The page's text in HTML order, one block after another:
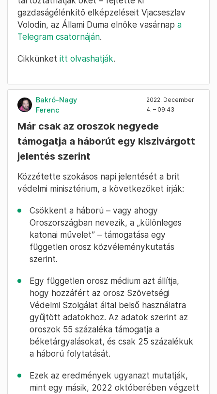
gazdaságélénkítő elképzeléseit Vjacseszlav
Volodin, az Állami Duma elnöke vasárnap a
Telegram csatornáján.
Cikkünket itt olvashatják.
Bakró-Nagy
Ferenc
2022. December
4. – 09:43
Már csak az oroszok negyede
támogatja a háborút egy kiszivárgott
jelentés szerint
Közzétette szokásos napi jelentését a brit
védelmi minisztérium, a következőket írják:
Csökkent a háború – vagy ahogy
Oroszországban nevezik, a „különleges
katonai művelet” – támogatása egy
független orosz közvéleménykutatás
szerint.
Egy független orosz médium azt állítja,
hogy hozzáfért az orosz Szövetségi
Védelmi Szolgálat által belső használatra
gyűjtött adatokhoz. Az adatok szerint az
oroszok 55 százaléka támogatja a
béketárgyalásokat, és csak 25 százalékuk
a háború folytatását.
Ezek az eredmények ugyanazt mutatják,
mint egy másik, 2022 októberében végzett